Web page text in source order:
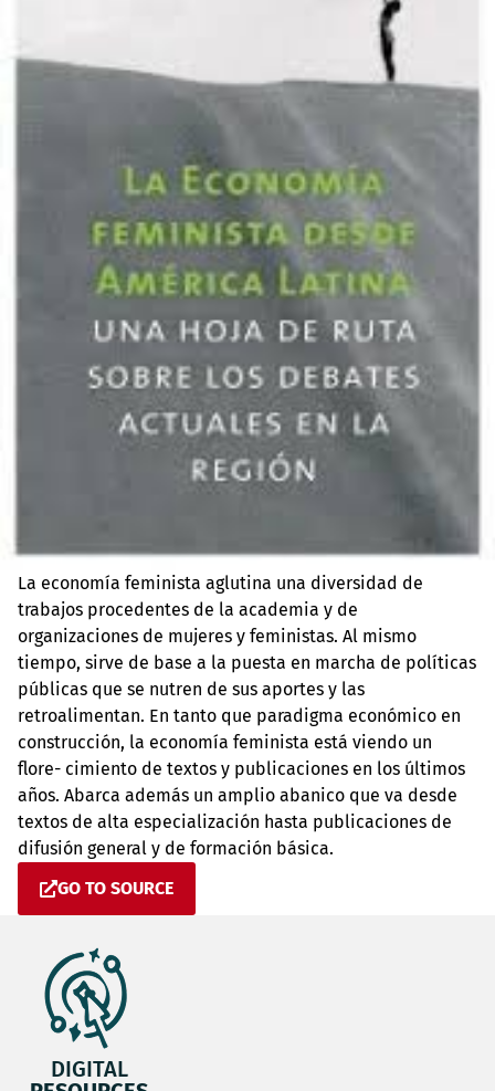
La economía feminista aglutina una diversidad de
trabajos procedentes de la academia y de
organizaciones de mujeres y feministas. Al mismo
tiempo, sirve de base a la puesta en marcha de políticas
públicas que se nutren de sus aportes y las
retroalimentan. En tanto que paradigma económico en
construcción, la economía feminista está viendo un
flore- cimiento de textos y publicaciones en los últimos
años. Abarca además un amplio abanico que va desde
textos de alta especialización hasta publicaciones de
difusión general y de formación básica.
GO TO SOURCE
DIGITAL